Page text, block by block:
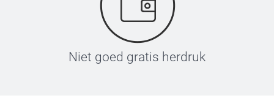
Niet goed gratis herdruk